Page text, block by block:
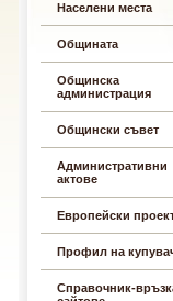
Населени места
Общината
Общинска
администрация
Общински съвет
Административни
актове
Европейски
Профил на
Справочник-